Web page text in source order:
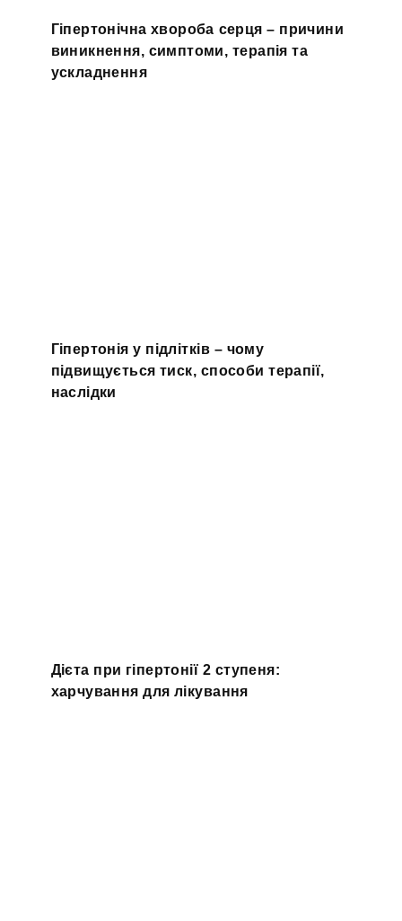
Гіпертонічна хвороба серця – причини
виникнення, симптоми, терапія та
ускладнення
Гіпертонія у підлітків – чому
підвищується тиск, способи терапії,
наслідки
Дієта при гіпертонії 2 ступеня:
харчування для лікування